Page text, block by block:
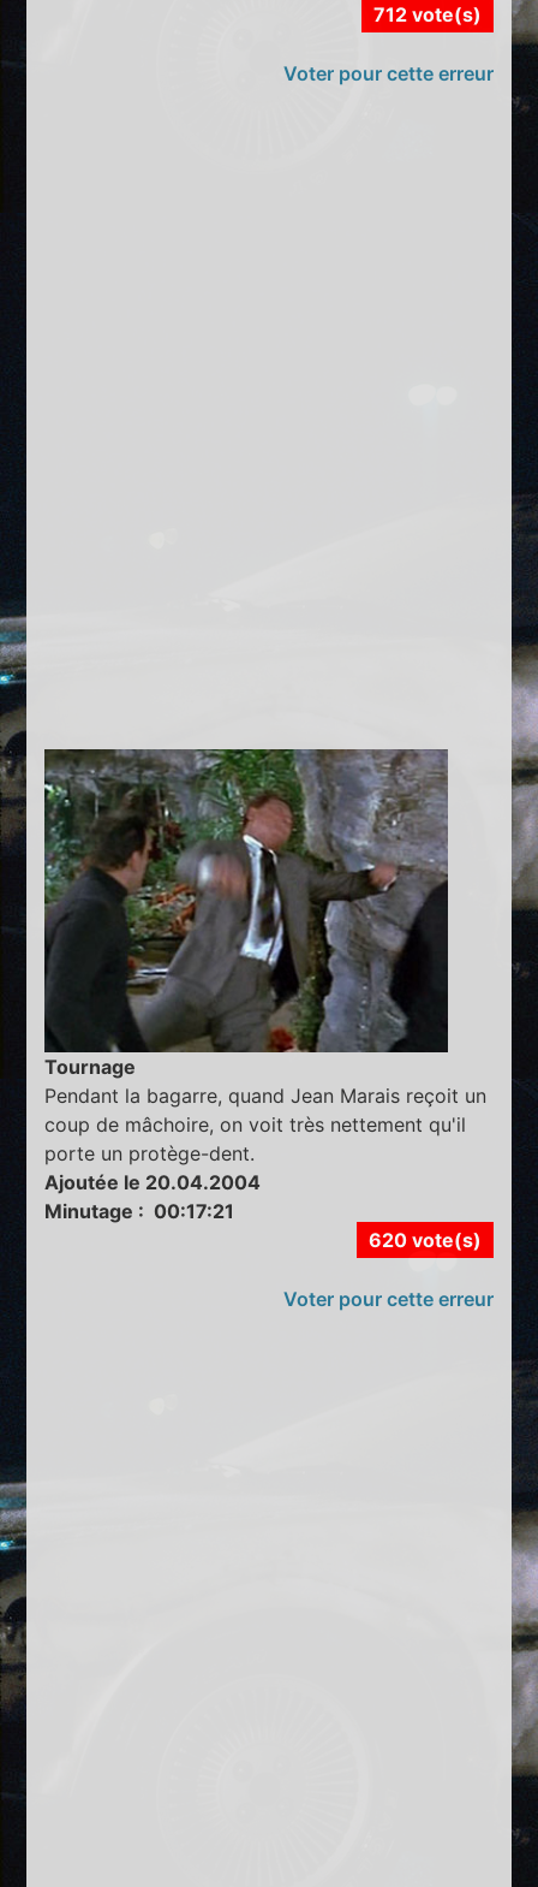
712 vote(s)
Voter pour cette erreur
Tournage
Pendant la bagarre, quand Jean Marais reçoit un
coup de mâchoire, on voit très nettement qu'il
porte un protège-dent.
Ajoutée le 20.04.2004
Minutage : 00:17:21
620 vote(s)
Voter pour cette erreur